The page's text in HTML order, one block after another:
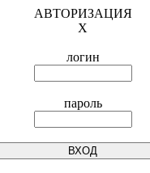
АВТОРИЗАЦИЯ
X
логин
пароль